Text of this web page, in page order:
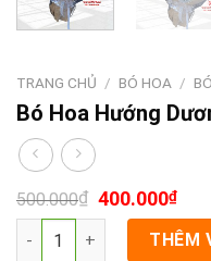
TRANG CHỦ / BÓ HOA /
Bó Hoa Hướng
500.000₫ 400.000₫
Bó Hoa Hướng Dương
THÊM